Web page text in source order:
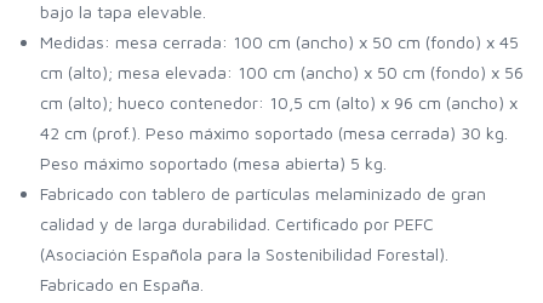
bajo la tapa elevable.
Medidas: mesa cerrada: 100 cm (ancho) x 50 cm (fondo) x 45
cm (alto); mesa elevada: 100 cm (ancho) x 50 cm (fondo) x 56
cm (alto); hueco contenedor: 10,5 cm (alto) x 96 cm (ancho) x
42 cm (prof.). Peso máximo soportado (mesa cerrada) 30 kg.
Peso máximo soportado (mesa abierta) 5 kg.
Fabricado con tablero de partículas melaminizado de gran
calidad y de larga durabilidad. Certificado por PEFC
(Asociación Española para la Sostenibilidad Forestal).
Fabricado en España.